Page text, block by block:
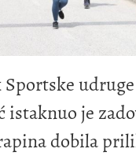
istaknuo je
dobila